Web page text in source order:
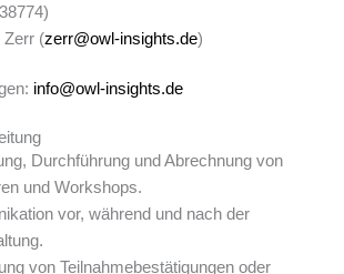
Zerr (zerr@owl-insights.de)
info@owl-insights.de
Durchführung und Abrechnung von
und Workshops.
vor, während und nach der
von Teilnahmebestätigungen oder